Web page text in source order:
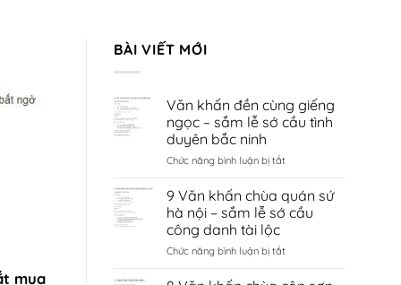
mua
BÀI VIẾT MỚI
Văn khấn đền cùng giếng
ngọc – sắm lễ sớ cầu tình
duyên bắc ninh
Chức năng bình luận bị tắtở
khấn
đền
cùng
ngọc
sắm
9 Văn khấn chùa quán sứ
hà nội – sắm lễ sớ cầu
công danh tài lộc
Chức năng bình luận bị tắtở
Văn